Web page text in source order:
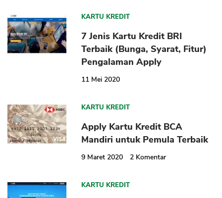
KARTU KREDIT
7 Jenis Kartu Kredit BRI
Terbaik (Bunga, Syarat, Fitur)
Pengalaman Apply
11 Mei 2020
KARTU KREDIT
Apply Kartu Kredit BCA
Mandiri untuk Pemula Terbaik
9 Maret 2020 2 Komentar
KARTU KREDIT